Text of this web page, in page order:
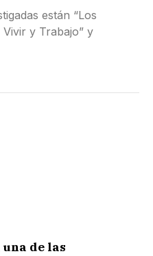
están “Los
Vivir y Trabajo” y
de las